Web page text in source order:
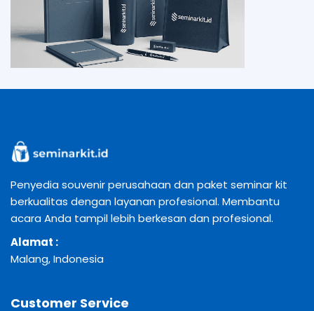
Penyedia souvenir perusahaan dan paket seminar kit
berkualitas dengan layanan profesional. Membantu
acara Anda tampil lebih berkesan dan profesional.
Alamat :
Malang, Indonesia
Customer Service